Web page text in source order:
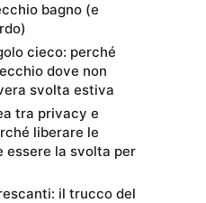
bagno (e
cieco: perché
dove non
svolta estiva
tra privacy e
liberare le
essere la svolta per
il trucco del